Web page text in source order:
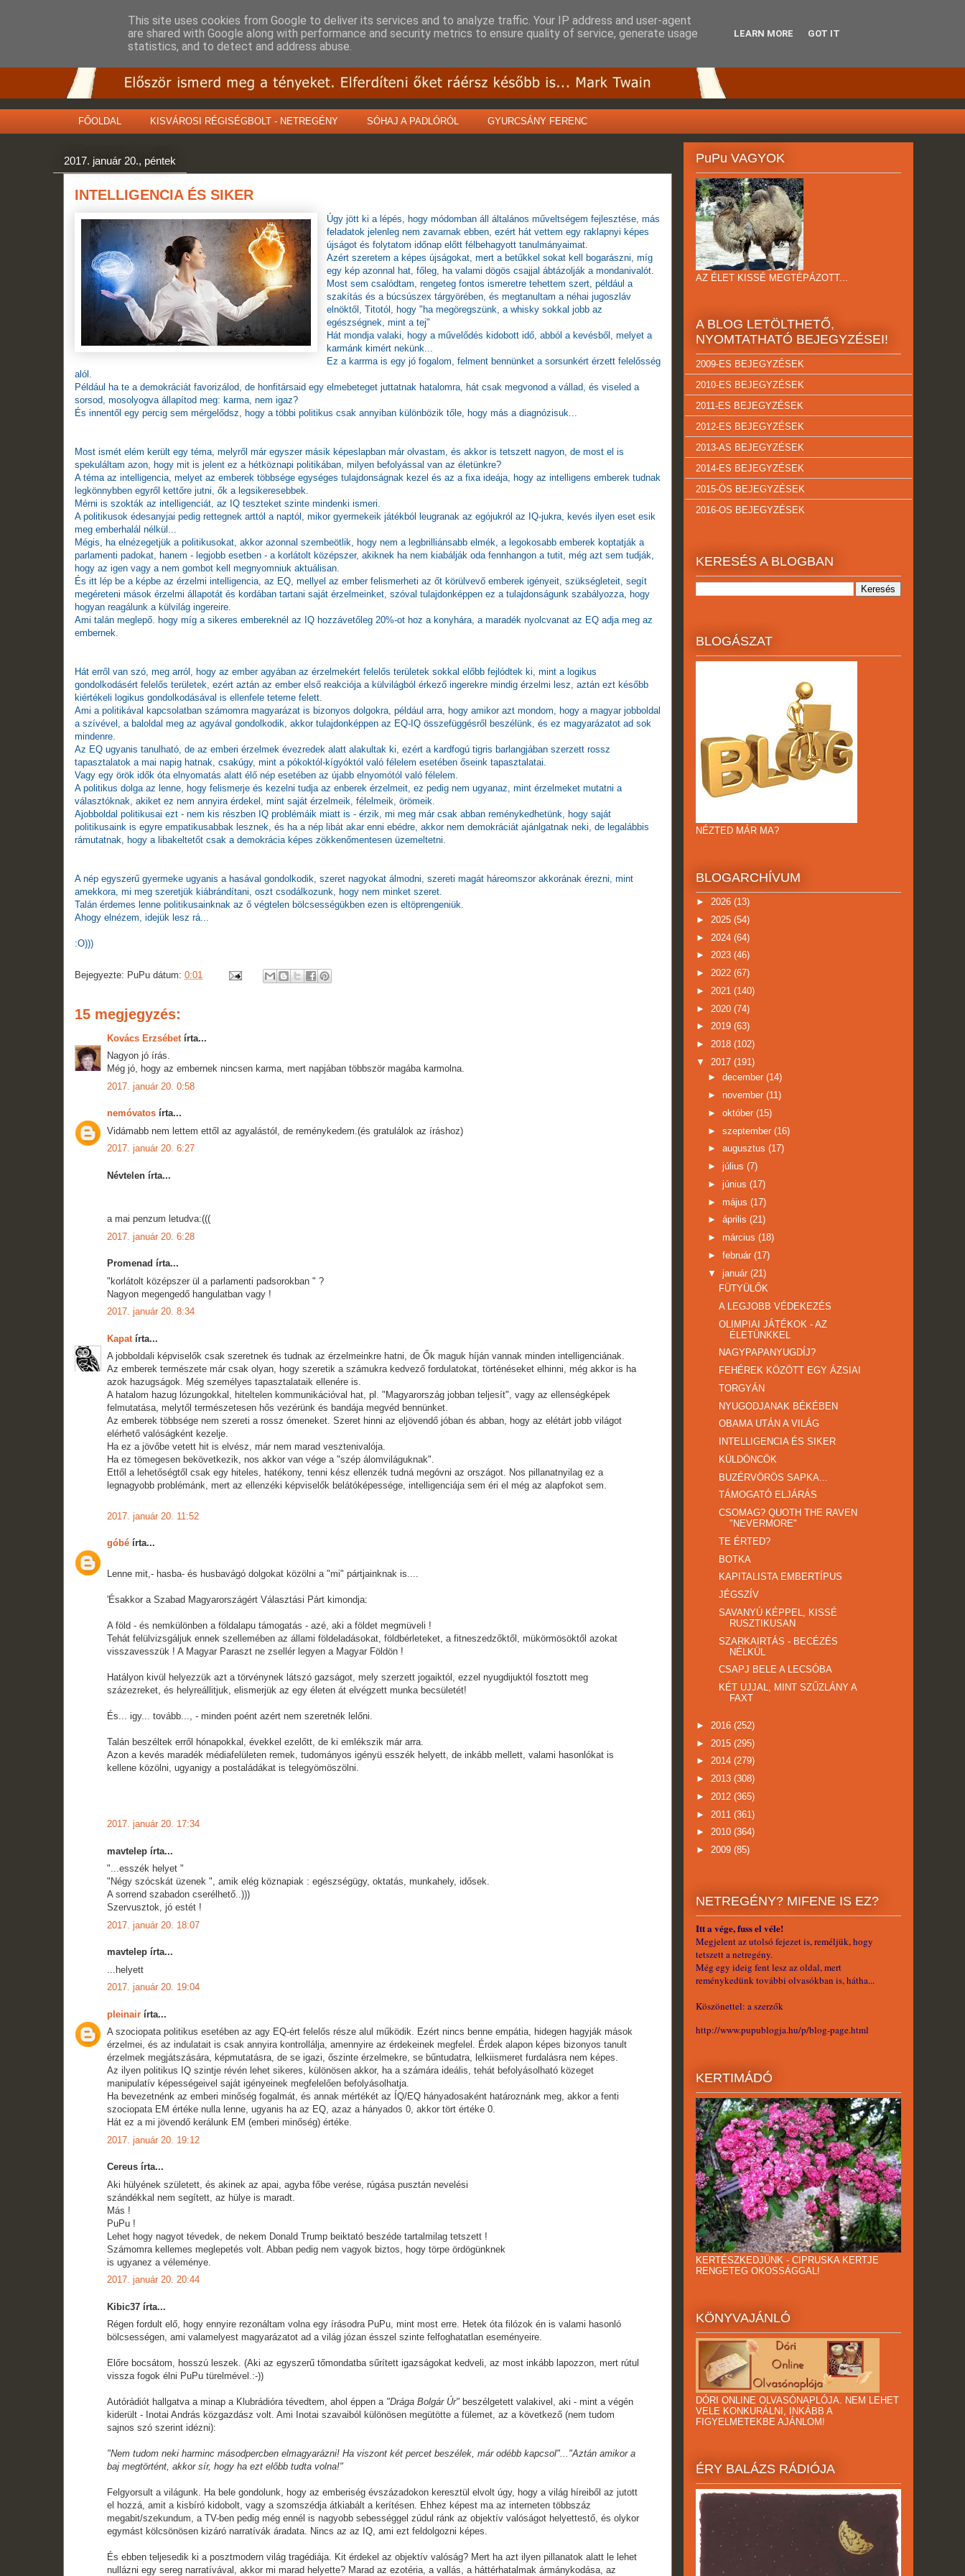
FŐOLDAL KISVÁROSI RÉGISÉGBOLT - NETREGÉNY SÓHAJ A PADLÓRÓL GYURCSÁNY FERENC
2017. január 20., péntek
INTELLIGENCIA ÉS SIKER
Úgy jött ki a lépés, hogy módomban áll általános műveltségem fejlesztése, más
feladatok jelenleg nem zavarnak ebben, ezért hát vettem egy raklapnyi képes
újságot és folytatom időnap előtt félbehagyott tanulmányaimat.
Azért szeretem a képes újságokat, mert a betűkkel sokat kell bogarászni, míg
egy kép azonnal hat, főleg, ha valami dögös csajjal ábtázolják a mondanivalót.
Most sem csalódtam, rengeteg fontos ismeretre tehettem szert, például a
szakítás és a búcsúszex tárgyörében, és megtanultam a néhai jugoszláv
elnöktől, Titotól, hogy "ha megöregszünk, a whisky sokkal jobb az
egészségnek, mint a tej"
Hát mondja valaki, hogy a művelődés kidobott idő, abból a kevésből, melyet a
karmánk kimért nekünk...
Ez a karrma is egy jó fogalom, felment bennünket a sorsunkért érzett felelősség
alól.
Például ha te a demokráciát favorizálod, de honfitársaid egy elmebeteget juttatnak hatalomra, hát csak megvonod a vállad, és viseled a
sorsod, mosolyogva állapítod meg: karma, nem igaz?
És innentől egy percig sem mérgelődsz, hogy a többi politikus csak annyiban különbözik tőle, hogy más a diagnózisuk...
Most ismét elém került egy téma, melyről már egyszer másik képeslapban már olvastam, és akkor is tetszett nagyon, de most el is
spekuláltam azon, hogy mit is jelent ez a hétköznapi politikában, milyen befolyással van az életünkre?
A téma az intelligencia, melyet az emberek többsége egységes tulajdonságnak kezel és az a fixa ideája, hogy az intelligens emberek tudnak
legkönnybben egyről kettőre jutni, ők a legsikeresebbek.
Mérni is szokták az intelligenciát, az IQ teszteket szinte mindenki ismeri.
A politikusok édesanyjai pedig rettegnek arttól a naptól, mikor gyermekeik játékból leugranak az egójukról az IQ-jukra, kevés ilyen eset esik
meg emberhalál nélkül...
Mégis, ha elnézegetjük a politikusokat, akkor azonnal szembeötlik, hogy nem a legbrilliánsabb elmék, a legokosabb emberek koptatják a
parlamenti padokat, hanem - legjobb esetben - a korlátolt középszer, akiknek ha nem kiabálják oda fennhangon a tutit, még azt sem tudják,
hogy az igen vagy a nem gombot kell megnyomniuk aktuálisan.
És itt lép be a képbe az érzelmi intelligencia, az EQ, mellyel az ember felismerheti az őt körülvevő emberek igényeit, szükségleteit, segít
megéreteni mások érzelmi állapotát és kordában tartani saját érzelmeinket, szóval tulajdonképpen ez a tulajdonságunk szabályozza, hogy
hogyan reagálunk a külvilág ingereire.
Ami talán meglepő. hogy míg a sikeres embereknél az IQ hozzávetőleg 20%-ot hoz a konyhára, a maradék nyolcvanat az EQ adja meg az
embernek.
Hát erről van szó, meg arról, hogy az ember agyában az érzelmekért felelős területek sokkal előbb fejlódtek ki, mint a logikus
gondolkodásért felelős területek, ezért aztán az ember első reakciója a külvilágból érkező ingerekre mindig érzelmi lesz, aztán ezt később
kiértékeli logikus gondolkodásával is ellenfele teteme felett.
Ami a politikával kapcsolatban számomra magyarázat is bizonyos dolgokra, például arra, hogy amikor azt mondom, hogy a magyar jobboldal
a szívével, a baloldal meg az agyával gondolkodik, akkor tulajdonképpen az EQ-IQ összefüggésről beszélünk, és ez magyarázatot ad sok
mindenre.
Az EQ ugyanis tanulható, de az emberi érzelmek évezredek alatt alakultak ki, ezért a kardfogú tigris barlangjában szerzett rossz
tapasztalatok a mai napig hatnak, csakúgy, mint a pókoktól-kígyóktól való félelem esetében őseink tapasztalatai.
Vagy egy örök idők óta elnyomatás alatt élő nép esetében az újabb elnyomótól való félelem.
A politikus dolga az lenne, hogy felismerje és kezelni tudja az enberek érzelmeit, ez pedig nem ugyanaz, mint érzelmeket mutatni a
választóknak, akiket ez nem annyira érdekel, mint saját érzelmeik, félelmeik, örömeik.
Ajobboldal politikusai ezt - nem kis részben IQ problémáik miatt is - érzik, mi meg már csak abban reménykedhetünk, hogy saját
politikusaink is egyre empatikusabbak lesznek, és ha a nép libát akar enni ebédre, akkor nem demokráciát ajánlgatnak neki, de legalábbis
rámutatnak, hogy a libakeltetőt csak a demokrácia képes zökkenőmentesen üzemeltetni.
A nép egyszerű gyermeke ugyanis a hasával gondolkodik, szeret nagyokat álmodni, szereti magát háreomszor akkorának érezni, mint
amekkora, mi meg szeretjük kiábrándítani, oszt csodálkozunk, hogy nem minket szeret.
Talán érdemes lenne politikusainknak az ő végtelen bölcsességükben ezen is eltöprengeniük.
Ahogy elnézem, idejük lesz rá...
:O)))
Bejegyezte: PuPu dátum: 0:01
15 megjegyzés:
Kovács Erzsébet írta...
Nagyon jó írás.
Még jó, hogy az embernek nincsen karma, mert napjában többször magába karmolna.
2017. január 20. 0:58
nemóvatos írta...
Vidámabb nem lettem ettől az agyalástól, de reménykedem.(és gratulálok az íráshoz)
2017. január 20. 6:27
Névtelen írta...
a mai penzum letudva:(((
2017. január 20. 6:28
Promenad írta...
"korlátolt középszer ül a parlamenti padsorokban " ?
Nagyon megengedő hangulatban vagy !
2017. január 20. 8:34
Kapat írta...
A jobboldali képviselők csak szeretnek és tudnak az érzelmeinkre hatni, de Ők maguk híján vannak minden intelligenciának.
Az emberek természete már csak olyan, hogy szeretik a számukra kedvező fordulatokat, történéseket elhinni, még akkor is ha
azok hazugságok. Még személyes tapasztalataik ellenére is.
A hatalom hazug lózungokkal, hiteltelen kommunikációval hat, pl. "Magyarország jobban teljesít", vagy az ellenségképek
felmutatása, melytől természetesen hős vezérünk és bandája megvéd bennünket.
Az emberek többsége nem szereti a rossz ómeneket. Szeret hinni az eljövendő jóban és abban, hogy az elétárt jobb világot
elérhető valóságként kezelje.
Ha ez a jövőbe vetett hit is elvész, már nem marad vesztenivalója.
Ha ez tömegesen bekövetkezik, nos akkor van vége a "szép álomviláguknak".
Ettől a lehetőségtől csak egy hiteles, hatékony, tenni kész ellenzék tudná megóvni az országot. Nos pillanatnyilag ez a
legnagyobb problémánk, mert az ellenzéki képviselők belátóképessége, intelligenciája sem éri el még az alapfokot sem.
2017. január 20. 11:52
góbé írta...
Lenne mit,- hasba- és husbavágó dolgokat közölni a "mi" pártjainknak is....
'Ésakkor a Szabad Magyarországért Választási Párt kimondja:
A föld - és nemkülönben a földalapu támogatás - azé, aki a földet megmüveli !
Tehát felülvizsgáljuk ennek szellemében az állami földeladásokat, földbérleteket, a fitneszedzőktől, mükörmösöktől azokat
visszavesszük ! A Magyar Paraszt ne zsellér legyen a Magyar Földön !
Hatályon kivül helyezzük azt a törvénynek látszó gazságot, mely szerzett jogaiktól, ezzel nyugdijuktól fosztott meg
százezreket, és helyreállitjuk, elismerjük az egy életen át elvégzett munka becsületét!
És... igy... tovább..., - minden poént azért nem szeretnék lelőni.
Talán beszéltek erről hónapokkal, évekkel ezelőtt, de ki emlékszik már arra.
Azon a kevés maradék médiafelületen remek, tudományos igényü esszék helyett, de inkább mellett, valami hasonlókat is
kellene közölni, ugyanigy a postaládákat is telegyömöszölni.
2017. január 20. 17:34
mavtelep írta...
"...esszék helyet "
"Négy szócskát üzenek ", amik elég köznapiak : egészségügy, oktatás, munkahely, idősek.
A sorrend szabadon cserélhető..)))
Szervusztok, jó estét !
2017. január 20. 18:07
mavtelep írta...
...helyett
2017. január 20. 19:04
pleinair írta...
A szociopata politikus esetében az agy EQ-ért felelős része alul működik. Ezért nincs benne empátia, hidegen hagyják mások
érzelmei, és az indulatait is csak annyira kontrollálja, amennyire az érdekeinek megfelel. Érdek alapon képes bizonyos tanult
érzelmek megjátszására, képmutatásra, de se igazi, őszinte érzelmekre, se bűntudatra, lelkiismeret furdalásra nem képes.
Az ilyen politikus IQ szintje révén lehet sikeres, különösen akkor, ha a számára ideális, tehát befolyásolható közeget
manipulatív képességeivel saját igényeinek megfelelően befolyásolhatja.
Ha bevezetnénk az emberi minőség fogalmát, és annak mértékét az ÍQ/EQ hányadosaként határoznánk meg, akkor a fenti
szociopata EM értéke nulla lenne, ugyanis ha az EQ, azaz a hányados 0, akkor tört értéke 0.
Hát ez a mi jövendő kerálunk EM (emberi minőség) értéke.
2017. január 20. 19:12
Cereus írta...
Aki hülyének született, és akinek az apai, agyba főbe verése, rúgása pusztán nevelési
szándékkal nem segített, az hülye is maradt.
Más !
PuPu !
Lehet hogy nagyot tévedek, de nekem Donald Trump beiktató beszéde tartalmilag tetszett !
Számomra kellemes meglepetés volt. Abban pedig nem vagyok biztos, hogy törpe ördögünknek
is ugyanez a véleménye.
2017. január 20. 20:44
Kibic37 írta...
Régen fordult elő, hogy ennyire rezonáltam volna egy írásodra PuPu, mint most erre. Hetek óta filózok én is valami hasonló
bölcsességen, ami valamelyest magyarázatot ad a világ józan ésszel szinte felfoghatatlan eseményeire.
Előre bocsátom, hosszú leszek. (Aki az egyszerű tőmondatba sűrített igazságokat kedveli, az most inkább lapozzon, mert rútul
vissza fogok élni PuPu türelmével.:-))
Autórádiót hallgatva a minap a Klubrádióra tévedtem, ahol éppen a "Drága Bolgár Úr" beszélgetett valakivel, aki - mint a végén
kiderült - Inotai András közgazdász volt. Ami Inotai szavaiból különösen megütötte a fülemet, az a következő (nem tudom
sajnos szó szerint idézni):
"Nem tudom neki harminc másodpercben elmagyarázni! Ha viszont két percet beszélek, már odébb kapcsol"..."Aztán amikor a
baj megtörtént, akkor sír, hogy ha ezt előbb tudta volna!"
Felgyorsult a világunk. Ha bele gondolunk, hogy az emberiség évszázadokon keresztül elvolt úgy, hogy a világ híreiből az jutott
el hozzá, amit a kisbíró kidobolt, vagy a szomszédja átkiabált a kerítésen. Ehhez képest ma az interneten többszáz
megabit/szekundum, a TV-ben pedig még ennél is nagyobb sebességgel zúdul ránk az objektív valóságot helyettestő, és olykor
egymást kölcsönösen kizáró narratívák áradata. Nincs az az IQ, ami ezt feldolgozni képes.
És ebben teljesedik ki a posztmodern világ tragédiája. Kit érdekel az objektív valóság? Mert ha azt ilyen pillanatok alatt le lehet
nullázni egy sereg narratívával, akkor mi marad helyette? Marad az ezotéria, a vallás, a háttérhatalmak ármánykodása, az
PuPu VAGYOK
AZ ÉLET KISSÉ MEGTÉPÁZOTT...
A BLOG LETÖLTHETŐ,
NYOMTATHATÓ BEJEGYZÉSEI!
2009-ES BEJEGYZÉSEK
2010-ES BEJEGYZÉSEK
2011-ES BEJEGYZÉSEK
2012-ES BEJEGYZÉSEK
2013-AS BEJEGYZÉSEK
2014-ES BEJEGYZÉSEK
2015-ÖS BEJEGYZÉSEK
2016-OS BEJEGYZÉSEK
KERESÉS A BLOGBAN
BLOGÁSZAT
NÉZTED MÁR MA?
BLOGARCHÍVUM
► 2026 (13)
► 2025 (54)
► 2024 (64)
► 2023 (46)
► 2022 (67)
► 2021 (140)
► 2020 (74)
► 2019 (63)
► 2018 (102)
▼ 2017 (191)
► december (14)
► november (11)
► október (15)
► szeptember (16)
► augusztus (17)
► július (7)
► június (17)
► május (17)
► április (21)
► március (18)
► február (17)
▼ január (21)
FÜTYÜLŐK
A LEGJOBB VÉDEKEZÉS
OLIMPIAI JÁTÉKOK - AZ
ÉLETÜNKKEL
NAGYPAPANYUGDÍJ?
FEHÉREK KÖZÖTT EGY ÁZSIAI
TORGYÁN
NYUGODJANAK BÉKÉBEN
OBAMA UTÁN A VILÁG
INTELLIGENCIA ÉS SIKER
KÜLDÖNCÖK
BUZÉRVÖRÖS SAPKA...
TÁMOGATÓ ELJÁRÁS
CSOMAG? QUOTH THE RAVEN
"NEVERMORE"
TE ÉRTED?
BOTKA
KAPITALISTA EMBERTÍPUS
JÉGSZÍV
SAVANYÚ KÉPPEL, KISSÉ
RUSZTIKUSAN
SZARKAIRTÁS - BECÉZÉS
NÉLKÜL
CSAPJ BELE A LECSÓBA
KÉT UJJAL, MINT SZŰZLÁNY A
FAXT
► 2016 (252)
► 2015 (295)
► 2014 (279)
► 2013 (308)
► 2012 (365)
► 2011 (361)
► 2010 (364)
► 2009 (85)
NETREGÉNY? MIFENE IS EZ?
Itt a vége, fuss el véle!
Megjelent az utolsó fejezet is, reméljük, hogy
tetszett a netregény.
Még egy ideig fent lesz az oldal, mert
reménykedünk további olvasókban is, hátha...
Köszönettel: a szerzők
http://www.pupublogja.hu/p/blog-page.html
KERTIMÁDÓ
KERTÉSZKEDJÜNK - CIPRUSKA KERTJE
RENGETEG OKOSSÁGGAL!
KÖNYVAJÁNLÓ
DÓRI ONLINE OLVASÓNAPLÓJA. NEM LEHET
VELE KONKURÁLNI, INKÁBB A
FIGYELMETEKBE AJÁNLOM!
ÉRY BALÁZS RÁDIÓJA
This site uses cookies from Google to deliver its services and to analyze traffic. Your IP address and user-agent
are shared with Google along with performance and security metrics to ensure quality of service, generate usage
statistics, and to detect and address abuse.
LEARN MORE GOT IT